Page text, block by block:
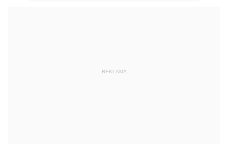
REKLAMA